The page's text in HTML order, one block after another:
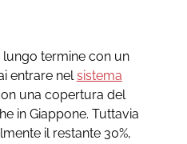
lungo termine con un
entrare nelsistema
una copertura del
in Giappone. Tuttavia
il restante 30%,